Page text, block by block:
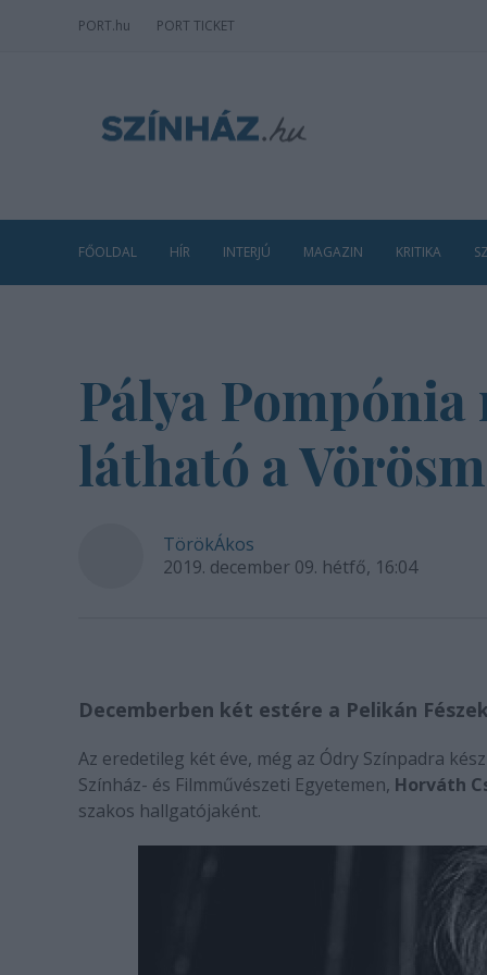
PORT.hu PORT TICKET
FŐOLDAL HÍR INTERJÚ MAGAZIN KRITIKA
Pálya
látható a
TörökÁkos
2019. december 09. hétfő, 16:04
Decemberben két estére a Pelikán
Az eredetileg két éve, még az Ódry Színpadra
Színház- és Filmművészeti Egyetemen, Horváth
szakos hallgatójaként.